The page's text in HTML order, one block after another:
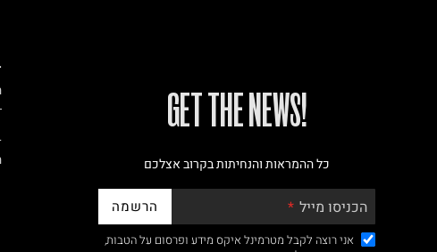
!GET THE NEWS
כל ההמראות והנחיתות בקרוב אצלכם
הכניסו מייל הרשמה
אני רוצה לקבל מטרמינל איקס מידע ופרסום על הטבות,